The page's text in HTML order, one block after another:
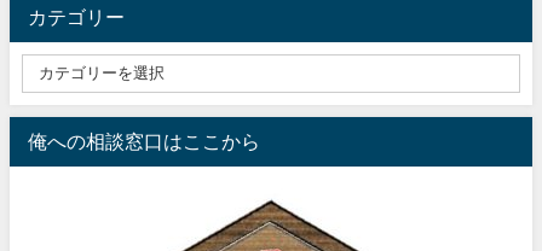
カテゴリー
俺への相談窓口はここから